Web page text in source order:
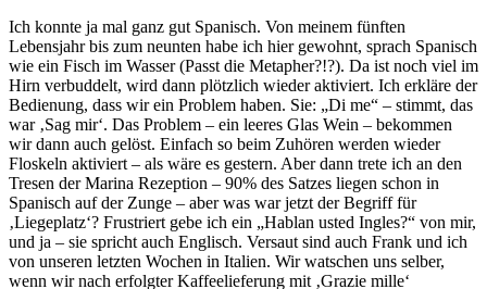
Ich konnte ja mal ganz gut Spanisch. Von meinem fünften
Lebensjahr bis zum neunten habe ich hier gewohnt, sprach Spanisch
wie ein Fisch im Wasser (Passt die Metapher?!?). Da ist noch viel im
Hirn verbuddelt, wird dann plötzlich wieder aktiviert. Ich erkläre der
Bedienung, dass wir ein Problem haben. Sie: „Di me“ – stimmt, das
war ‚Sag mir‘. Das Problem – ein leeres Glas Wein – bekommen
wir dann auch gelöst. Einfach so beim Zuhören werden wieder
Floskeln aktiviert – als wäre es gestern. Aber dann trete ich an den
Tresen der Marina Rezeption – 90% des Satzes liegen schon in
Spanisch auf der Zunge – aber was war jetzt der Begriff für
‚Liegeplatz‘? Frustriert gebe ich ein „Hablan usted Ingles?“ von mir,
und ja – sie spricht auch Englisch. Versaut sind auch Frank und ich
von unseren letzten Wochen in Italien. Wir watschen uns selber,
wenn wir nach erfolgter Kaffeelieferung mit ‚Grazie mille‘